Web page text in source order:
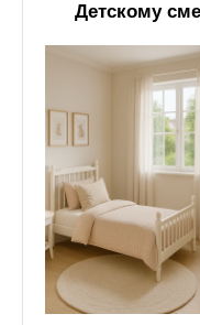
Детскому